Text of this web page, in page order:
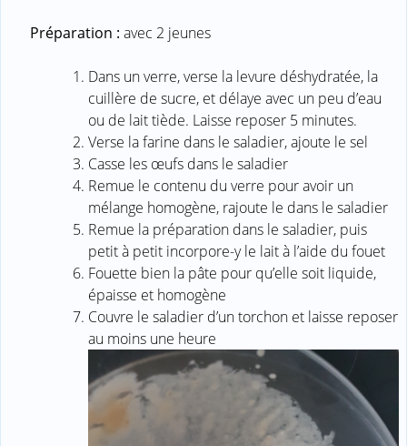
Préparation : avec 2 jeunes
Dans un verre, verse la levure déshydratée, la
cuillère de sucre, et délaye avec un peu d’eau
ou de lait tiède. Laisse reposer 5 minutes.
Verse la farine dans le saladier, ajoute le sel
Casse les œufs dans le saladier
Remue le contenu du verre pour avoir un
mélange homogène, rajoute le dans le saladier
Remue la préparation dans le saladier, puis
petit à petit incorpore-y le lait à l’aide du fouet
Fouette bien la pâte pour qu’elle soit liquide,
épaisse et homogène
Couvre le saladier d’un torchon et laisse reposer
au moins une heure